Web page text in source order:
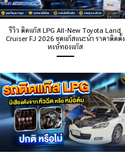
รีวิว ติดแก๊ส LPG All-New Toyota Land
Cruiser FJ 2026 ชุดแก๊สแนะนำ ราคาติดตั้ง
หงษ์ทองแก๊ส